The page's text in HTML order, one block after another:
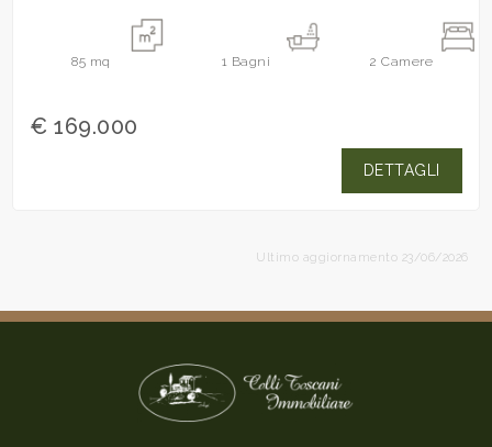
85 mq 1 Bagni 2 Camere
€ 169.000
DETTAGLI
Ultimo aggiornamento 23/06/2026